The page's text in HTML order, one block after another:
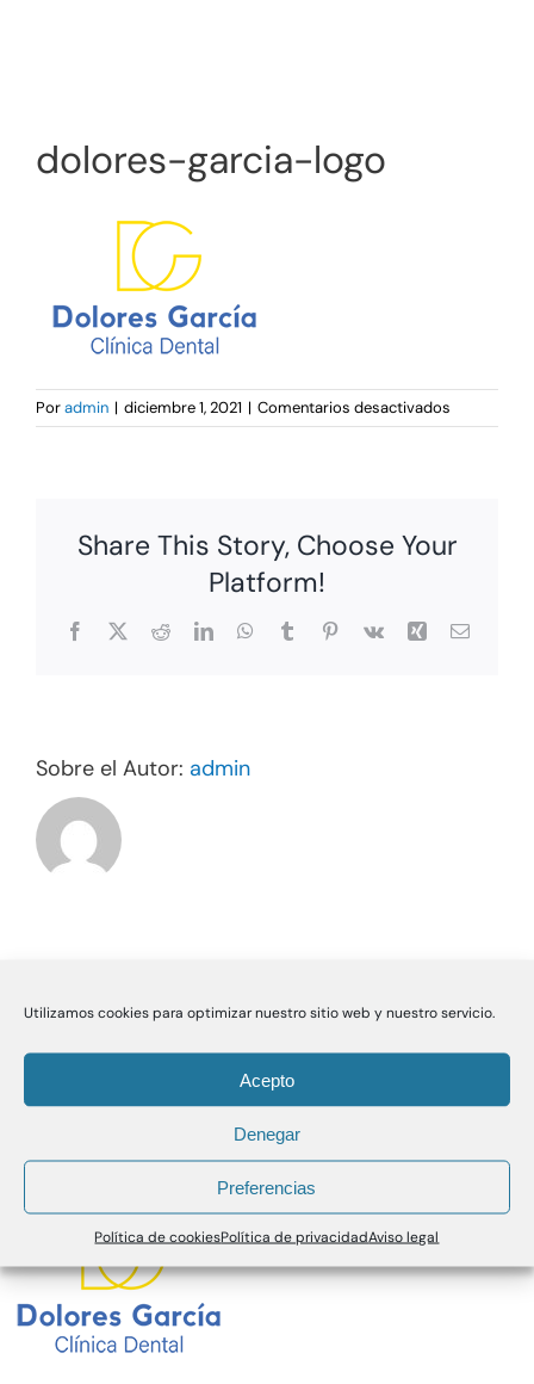
Utilizamos cookies para optimizar nuestro sitio web y nuestro servicio.
Acepto
Denegar
Preferencias
Política de cookiesPolítica de privacidadAviso legal
dolores-garcia-logo
Poradmin | diciembre 1, 2021 | Comentarios desactivados
dolores-
Share This Story, Choose Your
Platform!
Facebook
X RedditLinkedInWhatsApp
TumblrPinterest
Vk Xing Correo
Sobre el Autor: admin